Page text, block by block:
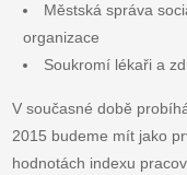
Městská správa
organizace
Soukromí lékaři a
V současné době
2015 budeme mít jako
hodnotách indexu